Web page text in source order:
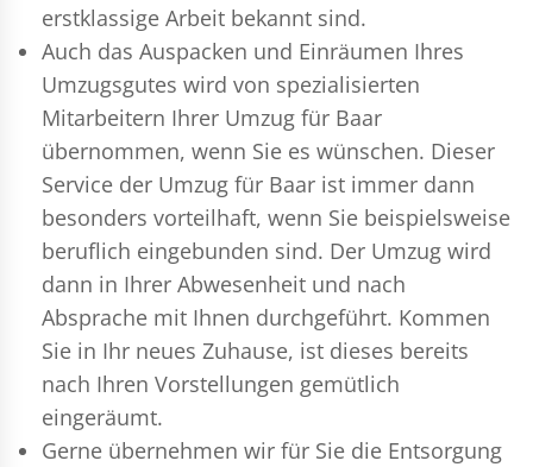
erstklassige Arbeit bekannt sind.
Auch das Auspacken und Einräumen Ihres
Umzugsgutes wird von spezialisierten
Mitarbeitern Ihrer Umzug für Baar
übernommen, wenn Sie es wünschen. Dieser
Service der Umzug für Baar ist immer dann
besonders vorteilhaft, wenn Sie beispielsweise
beruflich eingebunden sind. Der Umzug wird
dann in Ihrer Abwesenheit und nach
Absprache mit Ihnen durchgeführt. Kommen
Sie in Ihr neues Zuhause, ist dieses bereits
nach Ihren Vorstellungen gemütlich
eingeräumt.
Gerne übernehmen wir für Sie die Entsorgung